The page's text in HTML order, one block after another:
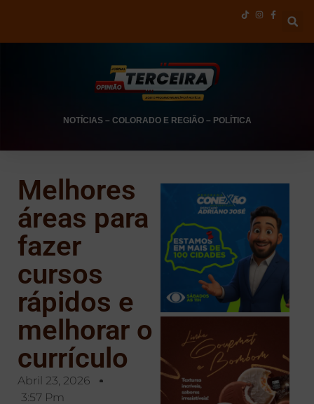
NOTÍCIAS– COLORADO E REGIÃO– POLÍTICA
Melhores
áreas para
fazer
cursos
rápidos e
melhorar o
currículo
Abril 23, 2026
3:57 Pm